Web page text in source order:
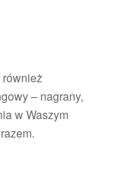
również
– nagrany,
w Waszym